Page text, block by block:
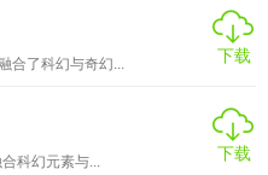
合了科幻与奇幻...
下载
科幻元素与...
下载